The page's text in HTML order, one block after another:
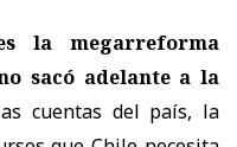
la megarreforma
sacó adelante a la
cuentas del país, la